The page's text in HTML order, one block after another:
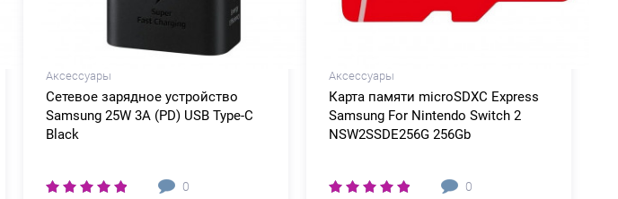
Аксессуары
Сетевое зарядное устройство
Samsung 25W 3A (PD) USB Type-C
Black
0
Аксессуары
Карта памяти microSDXC Express
Samsung For Nintendo Switch 2
NSW2SSDE256G 256Gb
0